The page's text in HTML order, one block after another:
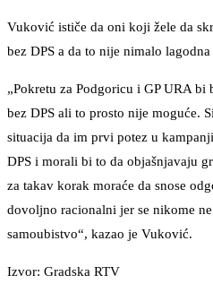
Vuković ističe da oni koji žele da
bez DPS a da to nije nimalo
„Pokretu za Podgoricu i GP URA
bez DPS ali to prosto nije moguće.
situacija da im prvi potez u
DPS i morali bi to da objašnjavaju
za takav korak moraće da snose
dovoljno racionalni jer se nikome
samoubistvo“, kazao je Vuković.
Izvor: Gradska RTV